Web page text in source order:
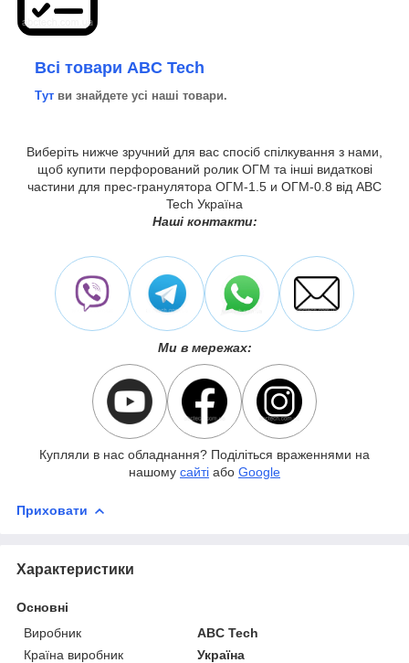
Всі товари ABC Tech
Тут ви знайдете усі наші товари.
Виберіть нижче зручний для вас спосіб спілкування з нами,
щоб купити перфорований ролик ОГМ та інші видаткові
частини для прес-гранулятора ОГМ-1.5 и ОГМ-0.8 від ABC
Tech Україна
Наші контакти:
Ми в мережах:
Купляли в нас обладнання? Поділіться враженнями на
нашому сайті або Google
Приховати
Характеристики
Основні
Виробник
ABC Tech
Країна виробник
Україна